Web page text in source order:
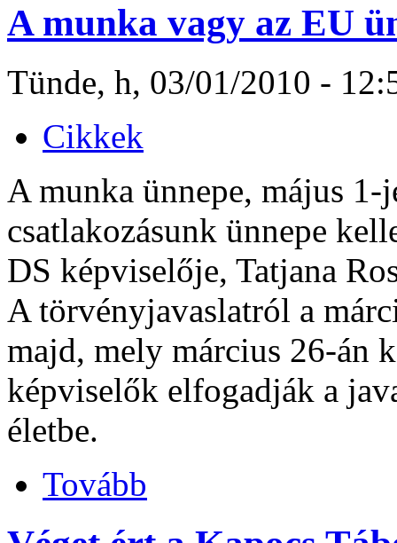
A munka vagy az EU
Tünde, h, 03/01/2010 -
Cikkek
A munka ünnepe, május
csatlakozásunk ünnepe
DS képviselője, Tatjana
A törvényjavaslatról a
majd, mely március 26-án
képviselők elfogadják a
életbe.
Tovább